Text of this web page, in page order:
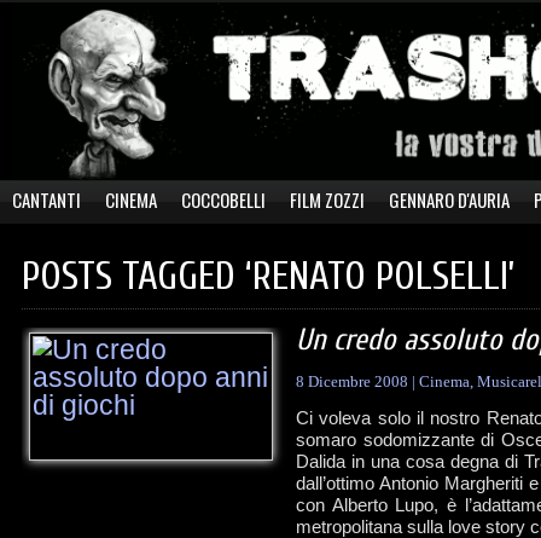
CANTANTI CINEMA COCCOBELLI FILM ZOZZI GENNARO D'AURIA
POSTS TAGGED ‘RENATO POLSELLI’
Un credo assoluto
8 Dicembre 2008 | Cinema,
Ci voleva solo il nostro
somaro sodomizzante di
Dalida in una cosa degna di
dall’ottimo Antonio Margheriti
con Alberto Lupo, è
metropolitana sulla love story